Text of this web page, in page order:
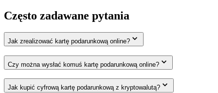
Często zadawane pytania
Jak zrealizować kartę podarunkową online?
Czy można wysłać komuś kartę podarunkową online?
Jak kupić cyfrową kartę podarunkową z kryptowalutą?